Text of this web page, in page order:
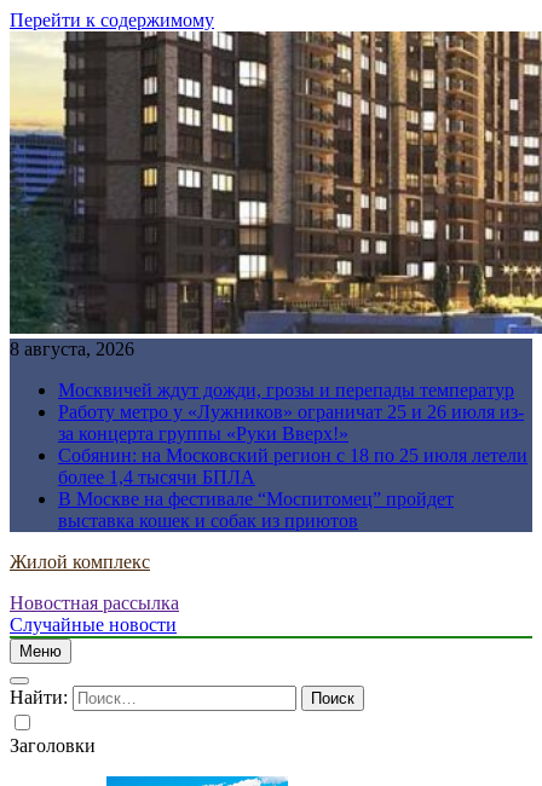
Перейти к содержимому
8 августа, 2026
Москвичей ждут дожди, грозы и перепады температур
Работу метро у «Лужников» ограничат 25 и 26 июля из-
за концерта группы «Руки Вверх!»
Собянин: на Московский регион с 18 по 25 июля летели
более 1,4 тысячи БПЛА
В Москве на фестивале “Моспитомец” пройдет
выставка кошек и собак из приютов
Жилой комплекс
Новостная рассылка
Случайные новости
Меню
Найти:
Заголовки